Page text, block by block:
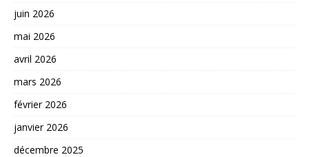
juin 2026
mai 2026
avril 2026
mars 2026
février 2026
janvier 2026
décembre 2025